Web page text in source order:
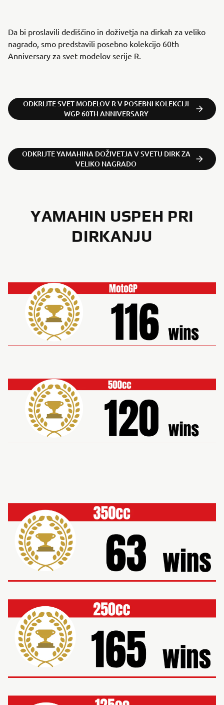
Da bi proslavili dediščino in doživetja na dirkah za veliko
nagrado, smo predstavili posebno kolekcijo 60th
Anniversary za svet modelov serije R.
ODKRIJTE SVET MODELOV R V POSEBNI KOLEKCIJI
WGP 60TH ANNIVERSARY
ODKRIJTE YAMAHINA DOŽIVETJA V SVETU DIRK ZA
VELIKO NAGRADO
YAMAHIN USPEH PRI
DIRKANJU